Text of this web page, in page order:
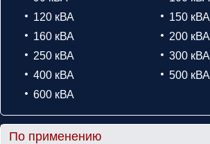
120 кВА
150 кВА
160 кВА
200 кВА
250 кВА
300 кВА
400 кВА
500 кВА
600 кВА
По применению